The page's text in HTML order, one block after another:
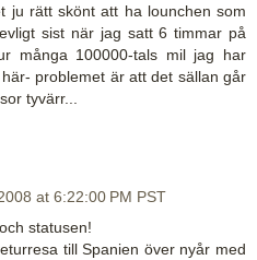
ju rätt skönt att ha lounchen som
sist när jag satt 6 timmar på
många 100000-tals mil jag har
problemet är att det sällan går
tyvärr...
at 6:22:00 PM PST
statusen!
till Spanien över nyår med